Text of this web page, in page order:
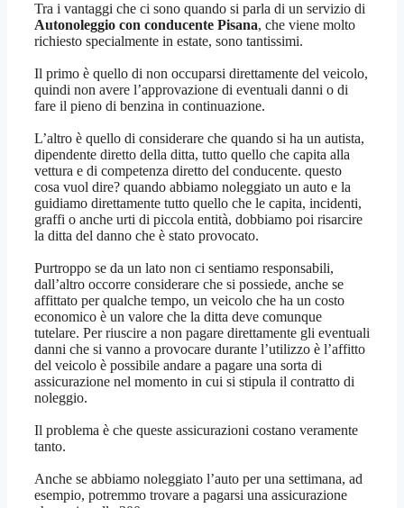
Tra i vantaggi che ci sono quando si parla di un servizio di
Autonoleggio con conducente Pisana, che viene molto
richiesto specialmente in estate, sono tantissimi.
Il primo è quello di non occuparsi direttamente del veicolo,
quindi non avere l’approvazione di eventuali danni o di
fare il pieno di benzina in continuazione.
L’altro è quello di considerare che quando si ha un autista,
dipendente diretto della ditta, tutto quello che capita alla
vettura e di competenza diretto del conducente. questo
cosa vuol dire? quando abbiamo noleggiato un auto e la
guidiamo direttamente tutto quello che le capita, incidenti,
graffi o anche urti di piccola entità, dobbiamo poi risarcire
la ditta del danno che è stato provocato.
Purtroppo se da un lato non ci sentiamo responsabili,
dall’altro occorre considerare che si possiede, anche se
affittato per qualche tempo, un veicolo che ha un costo
economico è un valore che la ditta deve comunque
tutelare. Per riuscire a non pagare direttamente gli eventuali
danni che si vanno a provocare durante l’utilizzo è l’affitto
del veicolo è possibile andare a pagare una sorta di
assicurazione nel momento in cui si stipula il contratto di
noleggio.
Il problema è che queste assicurazioni costano veramente
tanto.
Anche se abbiamo noleggiato l’auto per una settimana, ad
esempio, potremmo trovare a pagarsi una assicurazione